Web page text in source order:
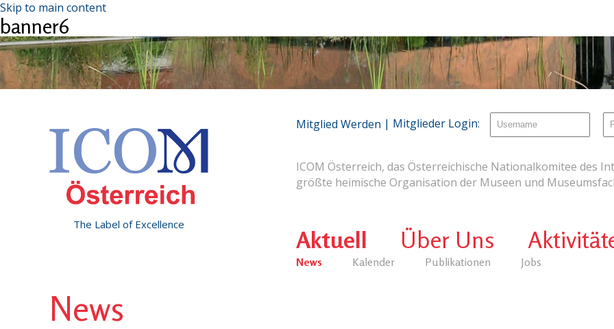
Skip to main content
banner6
The Label of Excellence
ICOM Österreich, das Österreichische Nationalkomitee des
größte heimische Organisation der Museen und
Aktuell
News Kalender Publikationen Jobs
Über Uns
Mitglied Werden | Mitglieder Login:
News